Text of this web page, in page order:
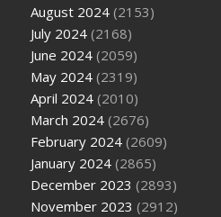
August 2024 (2153)
July 2024 (2168)
June 2024 (2059)
May 2024 (2319)
April 2024 (2010)
March 2024 (2676)
February 2024 (2609)
January 2024 (2865)
December 2023 (2893)
November 2023 (2912)